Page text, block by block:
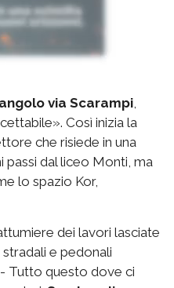
angolo via Scarampi
Così inizia la
che risiede in una
passi dal liceo Monti, ma
lo spazio Kor,
dei lavori lasciate
e pedonali
Tutto questo dove ci